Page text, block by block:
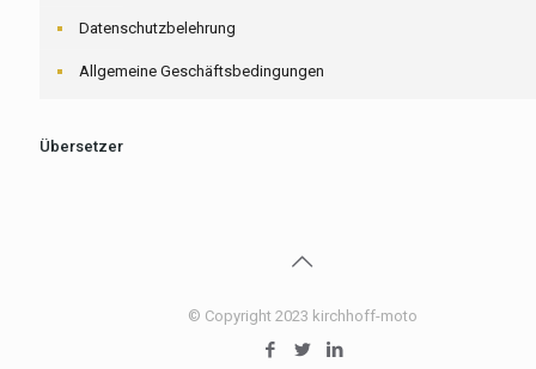
Datenschutzbelehrung
Allgemeine Geschäftsbedingungen
Übersetzer
© Copyright 2023 kirchhoff-moto